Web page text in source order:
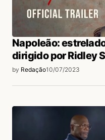
Napoleão:
dirigido por Ridley
by Redação10/07/2023